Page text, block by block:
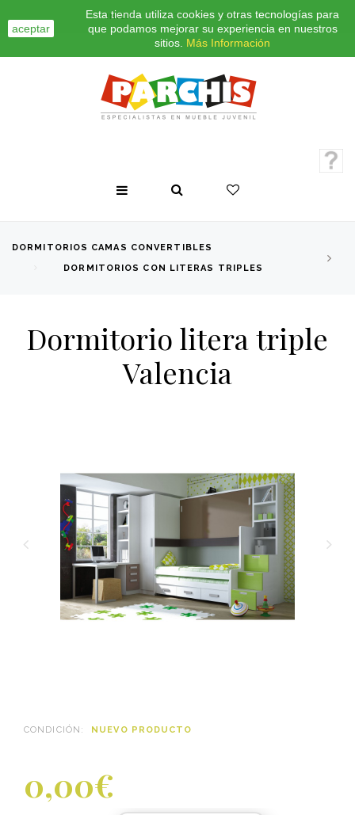
aceptar
Esta tienda utiliza cookies y otras tecnologías para
que podamos mejorar su experiencia en nuestros
sitios. Más Información
INICIO CONTACTO BLOG
DORMITORIOS CAMAS CONVERTIBLES
DORMITORIOS CON LITERAS TRIPLES
CONDICIÓN: NUEVO PRODUCTO
Dormitorio litera triple
Valencia
0,00€